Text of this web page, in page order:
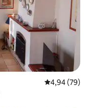
Gemiddelde
4,94 (79)